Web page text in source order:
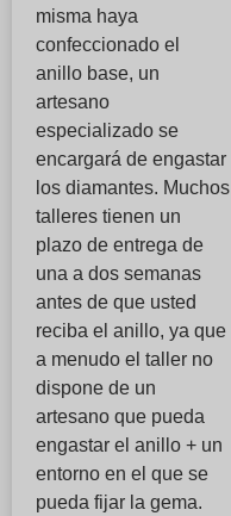
misma haya
confeccionado el
anillo base, un
artesano
especializado se
encargará de engastar
los diamantes. Muchos
talleres tienen un
plazo de entrega de
una a dos semanas
antes de que usted
reciba el anillo, ya que
a menudo el taller no
dispone de un
artesano que pueda
engastar el anillo + un
entorno en el que se
pueda fijar la gema.